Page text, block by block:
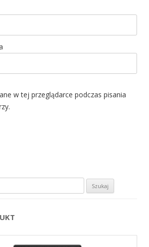
w tej przeglądarce podczas pisania